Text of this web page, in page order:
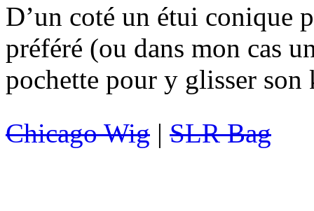
D’un coté un étui conique
préféré (ou dans mon cas
pochette pour y glisser
Chicago Wig | SLR Bag